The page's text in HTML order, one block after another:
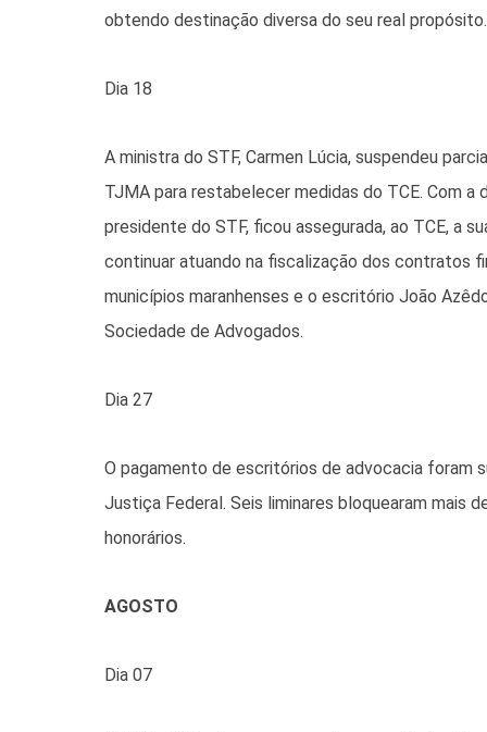
obtendo destinação diversa do seu real propósito.
Dia 18
A ministra do STF, Carmen Lúcia, suspendeu
TJMA para restabelecer medidas do TCE. Com a
presidente do STF, ficou assegurada, ao TCE, a
continuar atuando na fiscalização dos contratos
municípios maranhenses e o escritório João
Sociedade de Advogados.
Dia 27
O pagamento de escritórios de advocacia foram
Justiça Federal. Seis liminares bloquearam mais
honorários.
AGOSTO
Dia 07